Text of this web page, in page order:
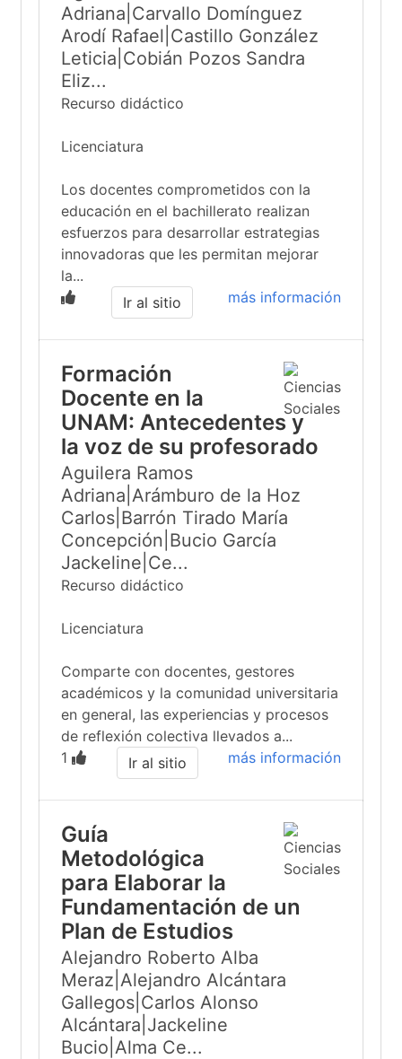
Adriana|Carvallo Domínguez
Arodí Rafael|Castillo González
Leticia|Cobián Pozos Sandra
Eliz...
Recurso didáctico
Licenciatura
Los docentes comprometidos con la
educación en el bachillerato realizan
esfuerzos para desarrollar estrategias
innovadoras que les permitan mejorar
la...
más información
Ir al sitio
Formación
Docente en la
UNAM: Antecedentes y
la voz de su profesorado
Aguilera Ramos
Adriana|Arámburo de la Hoz
Carlos|Barrón Tirado María
Concepción|Bucio García
Jackeline|Ce...
Recurso didáctico
Licenciatura
Comparte con docentes, gestores
académicos y la comunidad universitaria
en general, las experiencias y procesos
de reflexión colectiva llevados a...
1
más información
Ir al sitio
Guía
Metodológica
para Elaborar la
Fundamentación de un
Plan de Estudios
Alejandro Roberto Alba
Meraz|Alejandro Alcántara
Gallegos|Carlos Alonso
Alcántara|Jackeline
Bucio|Alma Ce...